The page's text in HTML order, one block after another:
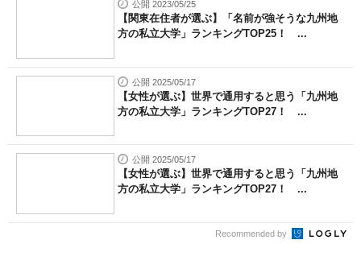
公開 2023/05/25
【関東在住者が選ぶ】「名前が強そうな九州地
方の私立大学」ランキングTOP25！ ...
公開 2025/05/17
【女性が選ぶ】世界で通用すると思う「九州地
方の私立大学」ランキングTOP27！ ...
公開 2025/05/17
【女性が選ぶ】世界で通用すると思う「九州地
方の私立大学」ランキングTOP27！ ...
Recommended by